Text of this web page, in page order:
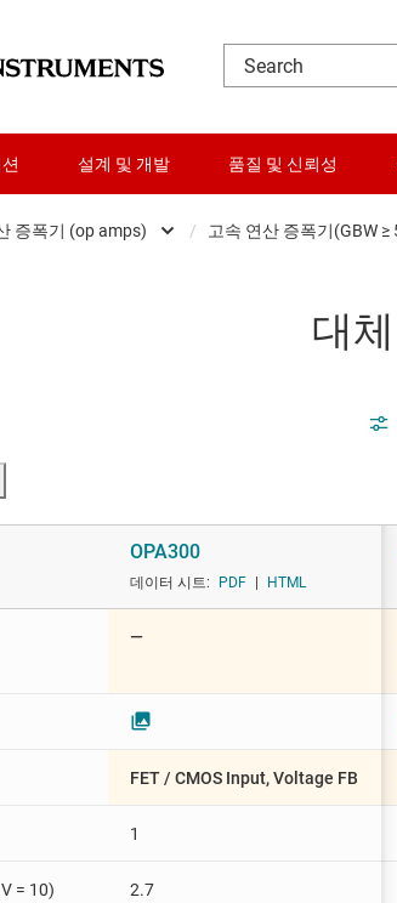
설계 및 개발 품질 및 신뢰성
제품
이 및 웨이퍼 서비스
페이스
증폭기 (op amps)
프로그래밍 가능한 가변적 게인 증폭기
특수 기능 증폭기
고속 연산 증폭기(GBW ≥
범용 연
전력 연
대
OPA300
데이터 시트: PDF HTML
—
FET / CMOS Input, Voltage FB
1
= 10)
2.7